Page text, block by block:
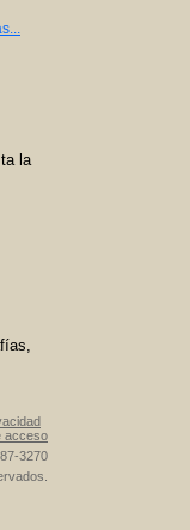
la
acceso
3270